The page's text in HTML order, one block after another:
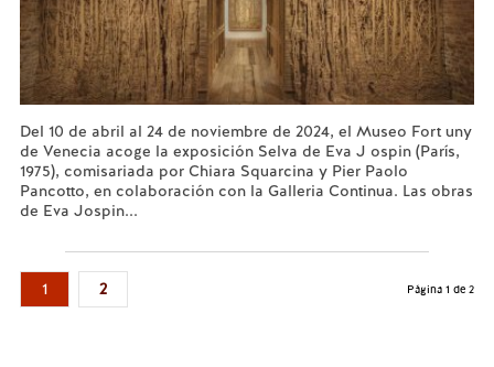
Del 10 de abril al 24 de noviembre de 2024, el Museo Fort uny
de Venecia acoge la exposición Selva de Eva J ospin (París,
1975), comisariada por Chiara Squarcina y Pier Paolo
Pancotto, en colaboración con la Galleria Continua. Las obras
de Eva Jospin...
1 2 Página 1 de 2